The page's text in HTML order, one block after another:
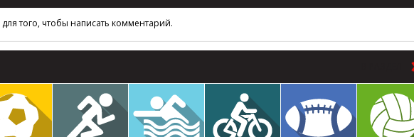
для того, чтобы написать комментарий.